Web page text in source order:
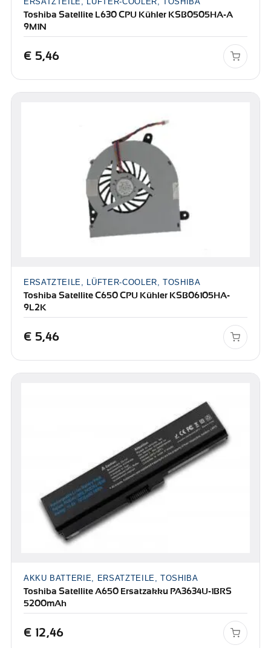
Toshiba Satellite L630 CPU Kühler KSB0505HA-A
9M1N
€ 5,46
ERSATZTEILE, LÜFTER-COOLER, TOSHIBA
Toshiba Satellite C650 CPU Kühler KSB06105HA-
9L2K
€ 5,46
AKKU BATTERIE, ERSATZTEILE, TOSHIBA
Toshiba Satellite A650 Ersatzakku PA3634U-1BRS
5200mAh
€ 12,46